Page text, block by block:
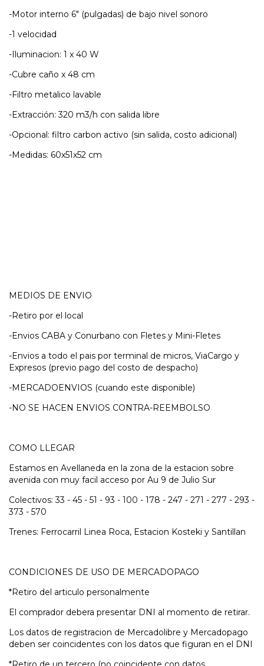
-Motor interno 6" (pulgadas) de bajo nivel sonoro
-1 velocidad
-Iluminacion: 1 x 40 W
-Cubre caño x 48 cm
-Filtro metalico lavable
-Extracción: 320 m3/h con salida libre
-Opcional: filtro carbon activo (sin salida, costo adicional)
-Medidas: 60x51x52 cm
MEDIOS DE ENVIO
-Retiro por el local
-Envios CABA y Conurbano con Fletes y Mini-Fletes
-Envios a todo el pais por terminal de micros, ViaCargo y
Expresos (previo pago del costo de despacho)
-MERCADOENVIOS (cuando este disponible)
-NO SE HACEN ENVIOS CONTRA-REEMBOLSO
COMO LLEGAR
Estamos en Avellaneda en la zona de la estacion sobre
avenida con muy facil acceso por Au 9 de Julio Sur
Colectivos: 33 - 45 - 51 - 93 - 100 - 178 - 247 - 271 - 277 - 293 -
373 - 570
Trenes: Ferrocarril Linea Roca, Estacion Kosteki y Santillan
CONDICIONES DE USO DE MERCADOPAGO
*Retiro del articulo personalmente
El comprador debera presentar DNI al momento de retirar.
Los datos de registracion de Mercadolibre y Mercadopago
deben ser coincidentes con los datos que figuran en el DNI